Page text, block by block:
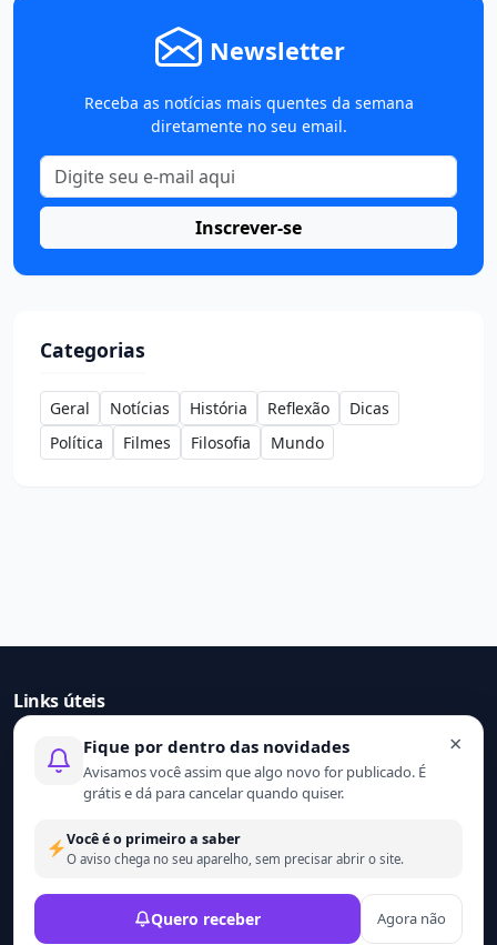
Newsletter
Receba as notícias mais quentes da semana
diretamente no seu email.
Inscrever-se
Categorias
Geral Notícias História Reflexão
Dicas
Política
Filmes Filosofia Mundo
Links úteis
Início
Contato
Sobre nós
Termo de uso
Política de privacidade
© 2021 - 2026 Ler mais. Todos os direitos reservados.
Desenvolvido porWesley Catula.
×
Fique por dentro das novidades
Avisamos você assim que algo novo for publicado. É
grátis e dá para cancelar quando quiser.
Você é o primeiro a saber
O aviso chega no seu aparelho, sem precisar abrir o site.
Quero receber Agora não